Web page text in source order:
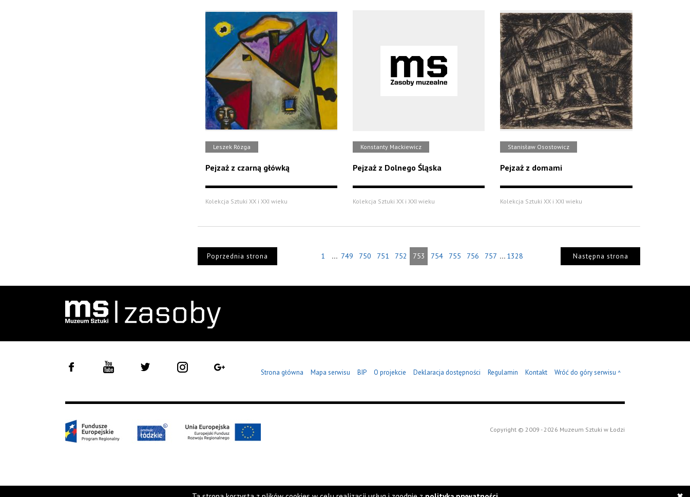
Leszek Rózga
Pejzaż z czarną główką
Kolekcja Sztuki XX i XXI wieku
Konstanty Mackiewicz
Pejzaż z Dolnego Śląska
Kolekcja Sztuki XX i XXI wieku
Stanisław Osostowicz
Pejzaż z domami
Kolekcja Sztuki XX i XXI wieku
Poprzednia strona 1 ... 749 750 751 752 753 754 755 756 757 ... 1328 Następna strona
Strona główna Mapa serwisu BIP O projekcie Deklaracja dostępności Regulamin Kontakt Wróć do góry serwisu ^
Copyright © 2009 - 2026 Muzeum Sztuki w Łodzi